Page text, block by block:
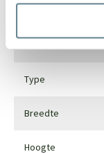
Type
Breedte
Hoogte